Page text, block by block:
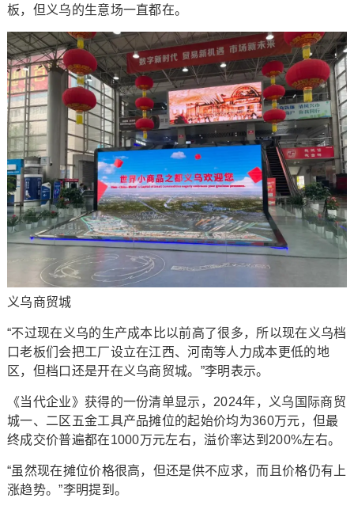
板，但义乌的生意场一直都在。
义乌商贸城
“不过现在义乌的生产成本比以前高了很多，所以现在义乌档
口老板们会把工厂设立在江西、河南等人力成本更低的地
区，但档口还是开在义乌商贸城。”李明表示。
《当代企业》获得的一份清单显示，2024年，义乌国际商贸
城一、二区五金工具产品摊位的起始价均为360万元，但最
终成交价普遍都在1000万元左右，溢价率达到200%左右。
“虽然现在摊位价格很高，但还是供不应求，而且价格仍有上
涨趋势。”李明提到。